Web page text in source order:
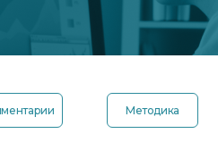
Методика